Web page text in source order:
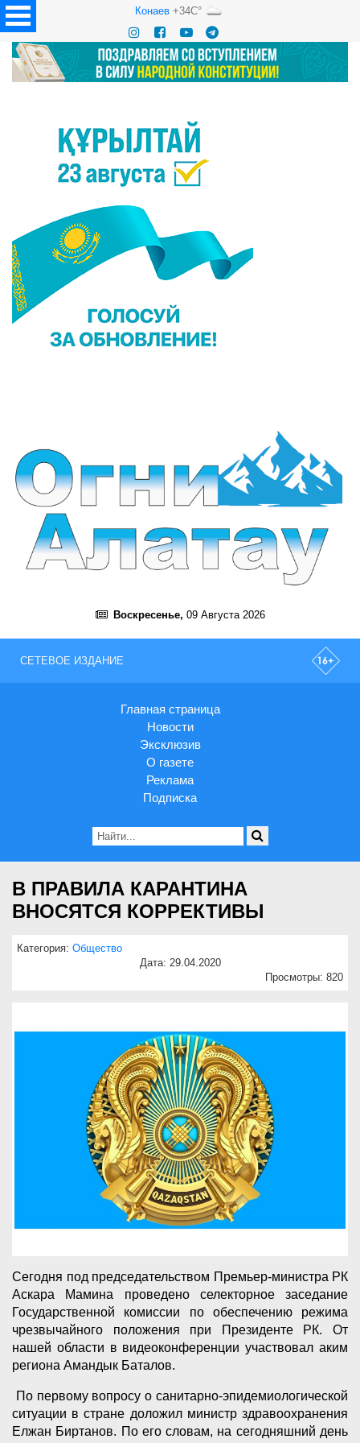
Конаев+34C°
Воскресенье, 09 Августа 2026
СЕТЕВОЕ ИЗДАНИЕ
Главная страница
Новости
Эксклюзив
О газете
Реклама
Подписка
В ПРАВИЛА КАРАНТИНА
ВНОСЯТСЯ КОРРЕКТИВЫ
Категория: Общество
Дата: 29.04.2020
Просмотры: 820
Сегодня под председательством Премьер-министра РК
Аскара Мамина проведено селекторное заседание
Государственной комиссии по обеспечению режима
чрезвычайного положения при Президенте РК. От
нашей области в видеоконференции участвовал аким
региона Амандык Баталов.
По первому вопросу о санитарно-эпидемиологической
ситуации в стране доложил министр здравоохранения
Елжан Биртанов. По его словам, на сегодняшний день